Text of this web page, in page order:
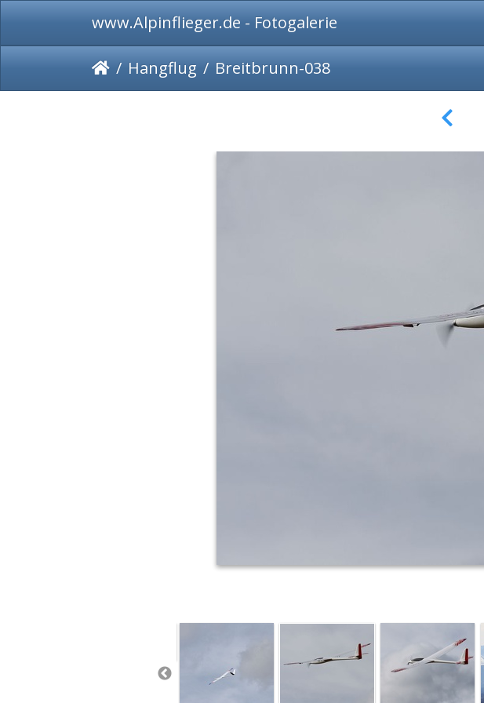
www.Alpinflieger.de - Fotogalerie
Hangflug Breitbrunn-038